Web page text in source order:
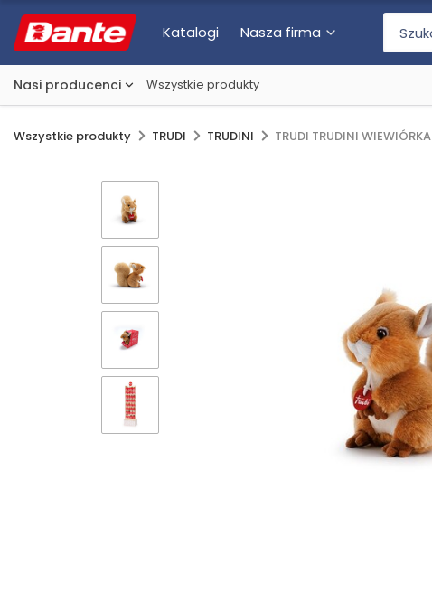
Katalogi Nasza firma
Nasi producenci Wszystkie produkty
Wszystkie produkty TRUDI TRUDINI TRUDI TRUDINI WIEWIÓRKA